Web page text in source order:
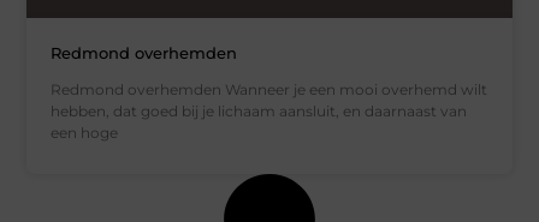
Redmond overhemden
Redmond overhemden Wanneer je een mooi overhemd wilt
hebben, dat goed bij je lichaam aansluit, en daarnaast van
een hoge